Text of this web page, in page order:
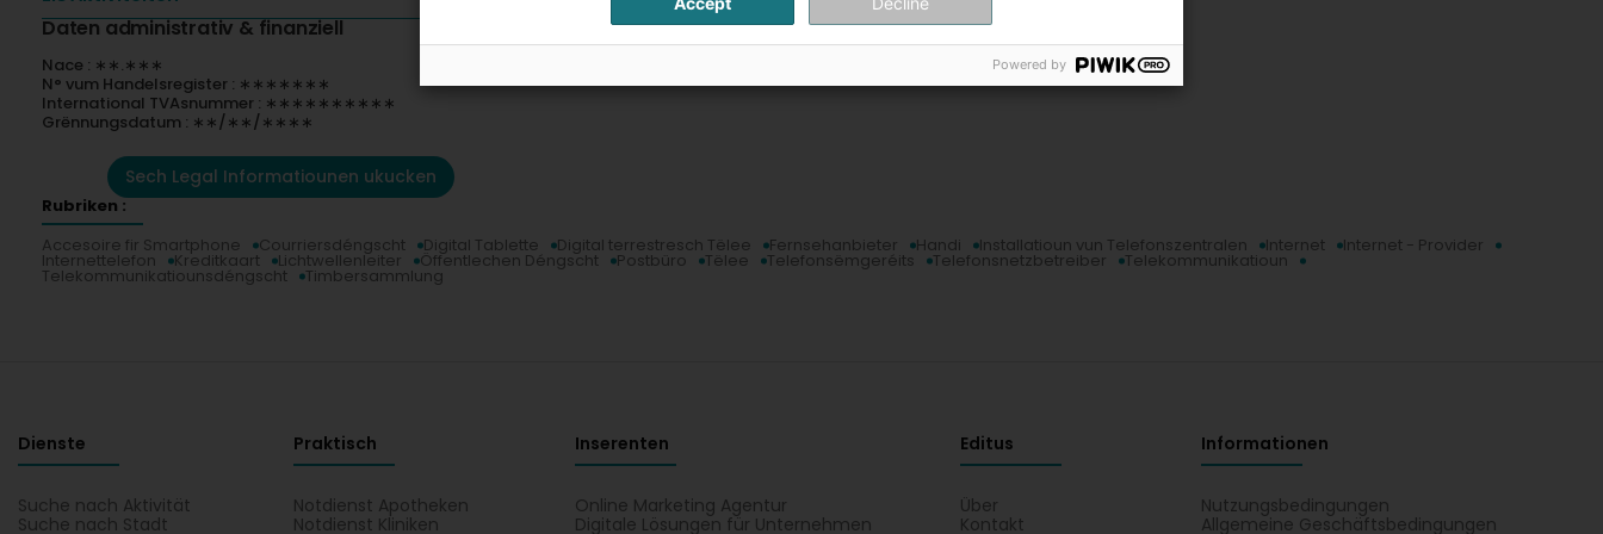
Daten administrativ & finanziell
Nace : ∗∗.∗∗∗
N° vum Handelsregister : ∗∗∗∗∗∗∗
International TVAsnummer : ∗∗∗∗∗∗∗∗∗∗
Grënnungsdatum : ∗∗/∗∗/∗∗∗∗
Sech Legal Informatiounen ukucken
Rubriken :
Accesoire fir Smartphone
Courriersdéngscht Digital Tablette Digital terrestresch Tëlee Fernsehanbieter Handi Installatioun vun Telefonszentralen Internet Internet - Provider
Internettelefon Kreditkaart Lichtwellenleiter Öffentlechen Déngscht Postbüro Tëlee Telefonsëmgeréits Telefonsnetzbetreiber Telekommunikatioun
Telekommunikatiounsdéngscht Timbersammlung
Dienste
Suche nach Aktivität
Suche nach Stadt
Praktisch
Notdienst Apotheken
Notdienst Kliniken
Inserenten
Online Marketing Agentur
Digitale Lösungen für Unternehmen
Editus
Über
Kontakt
Informationen
Nutzungsbedingungen
Allgemeine Geschäftsbedingungen
Powered by